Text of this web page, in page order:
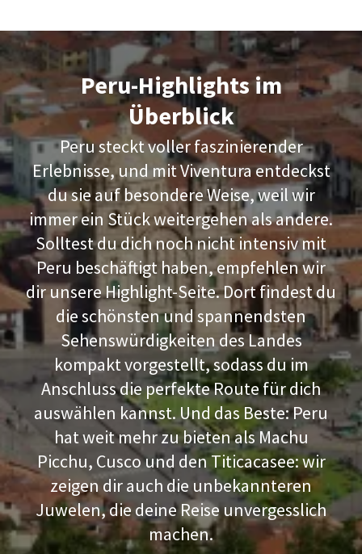
Peru-Highlights im
Überblick
Peru steckt voller faszinierender
Erlebnisse, und mit Viventura entdeckst
du sie auf besondere Weise, weil wir
immer ein Stück weitergehen als andere.
Solltest du dich noch nicht intensiv mit
Peru beschäftigt haben, empfehlen wir
dir unsere Highlight-Seite. Dort findest du
die schönsten und spannendsten
Sehenswürdigkeiten des Landes
kompakt vorgestellt, sodass du im
Anschluss die perfekte Route für dich
auswählen kannst. Und das Beste: Peru
hat weit mehr zu bieten als Machu
Picchu, Cusco und den Titicacasee: wir
zeigen dir auch die unbekannteren
Juwelen, die deine Reise unvergesslich
machen.